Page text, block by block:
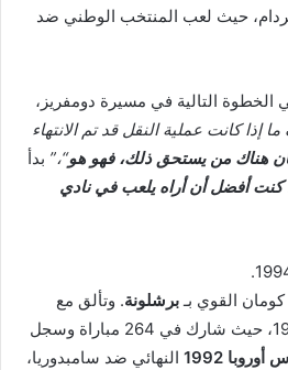
ميلاً عن روتردام، حيث لعب المنتخب الوطني ضد
التالية في مسيرة دومفريز،
إذا كانت عملية النقل قد تم الانتهاء
هناك من يستحق ذلك، فهو هو“،” بدأ
أفضل أن أراه يلعب في نادي
كومان القوي بـبرشلونة. وتألق مع
النادي بين عامي 1989 و1995، حيث شارك في 264 مباراة وسجل
أوروبا 1992
النهائي ضد سامبدوريا،